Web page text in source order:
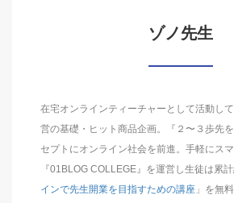
ゾノ先生
在宅オンラインティーチャーとして活動し
営の基礎・ヒット商品企画。『２〜３歩先
セプトにオンライン社会を前進。手軽にス
『01BLOG COLLEGE』を運営し生徒は累
インで先生開業を目指すための講座 」を無